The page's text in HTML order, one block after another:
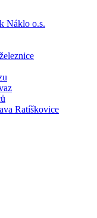
Náklo o.s.
Ratíškovice